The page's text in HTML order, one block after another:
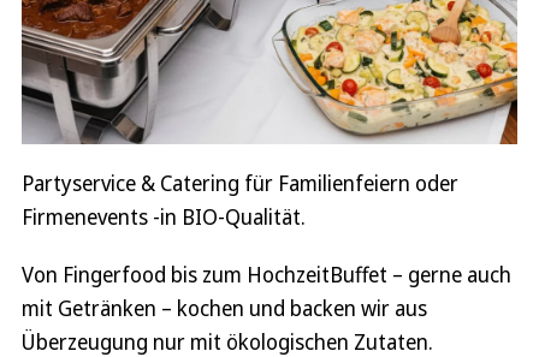
Partyservice & Catering für Familienfeiern oder
Firmenevents -in BIO-Qualität.
Von Fingerfood bis zum HochzeitBuffet – gerne auch
mit Getränken – kochen und backen wir aus
Überzeugung nur mit ökologischen Zutaten.